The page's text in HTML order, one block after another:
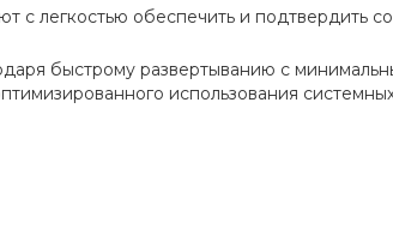
с легкостью обеспечить и подтвердить
быстрому развертыванию с
использования